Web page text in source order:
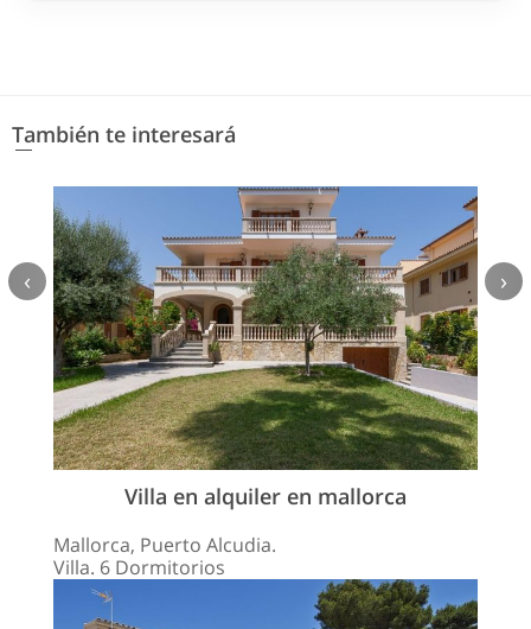
También te interesará
Villa en alquiler en mallorca
Mallorca, Puerto Alcudia.
Villa. 6 Dormitorios
‹ ›